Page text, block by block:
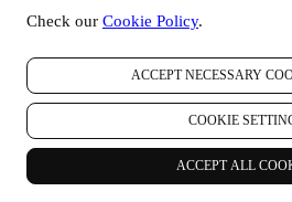
Check our Cookie Policy.
ACCEPT NECESSARY
COOKIE
ACCEPT ALL
De persoonsgegevens die van u worden
Website gebruikt of anderszins
privacyrechten die in paragraaf 8
2. WIE VERZAMELT UW GEGEVENS?
De verwerkingsverantwoordelijke voor
via de website worden aangeboden, is
met statutaire zetel te Le Creuset
HZ Breda, Nederland.